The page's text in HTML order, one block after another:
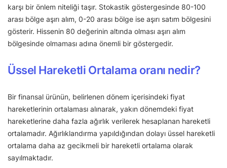
karşı bir önlem niteliği taşır. Stokastik göstergesinde 80-100
arası bölge aşırı alım, 0-20 arası bölge ise aşırı satım bölgesini
gösterir. Hissenin 80 değerinin altında olması aşırı alım
bölgesinde olmaması adına önemli bir göstergedir.
Üssel Hareketli Ortalama oranı nedir?
Bir finansal ürünün, belirlenen dönem içerisindeki fiyat
hareketlerinin ortalaması alınarak, yakın dönemdeki fiyat
hareketlerine daha fazla ağırlık verilerek hesaplanan hareketli
ortalamadır. Ağırlıklandırma yapıldığından dolayı üssel hareketli
ortalama daha az gecikmeli bir hareketli ortalama olarak
sayılmaktadır.